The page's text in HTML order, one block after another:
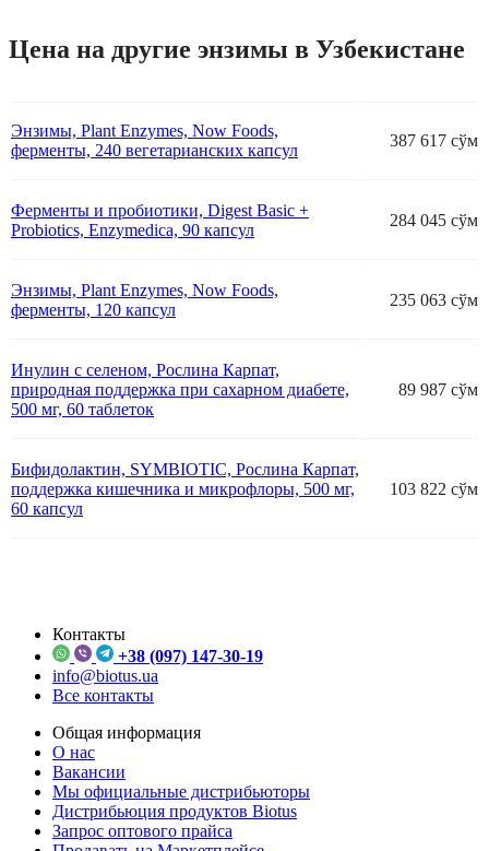
Цена на другие энзимы в Узбекистане
Энзимы, Plant Enzymes, Now Foods,
ферменты, 240 вегетарианских капсул
387 617 сўм
Ферменты и пробиотики, Digest Basic +
Probiotics, Enzymedica, 90 капсул
284 045 сўм
Энзимы, Plant Enzymes, Now Foods,
ферменты, 120 капсул
235 063 сўм
Инулин с селеном, Рослина Карпат,
природная поддержка при сахарном диабете,
500 мг, 60 таблеток
89 987 сўм
Бифидолактин, SYMBIOTIC, Рослина Карпат,
поддержка кишечника и микрофлоры, 500 мг,
60 капсул
103 822 сўм
Контакты
+38 (097) 147-30-19
info@biotus.ua
Все контакты
Общая информация
О нас
Вакансии
Мы официальные дистрибьюторы
Дистрибьюция продуктов Biotus
Запрос оптового прайса